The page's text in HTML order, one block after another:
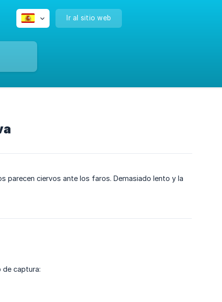
Ir al sitio web
parecen ciervos ante los faros. Demasiado lento y la
de captura: